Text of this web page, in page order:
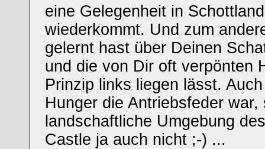
eine Gelegenheit in
wiederkommt. Und zum
gelernt hast über Deinen
und die von Dir oft verpönten
Prinzip links liegen lässt.
Hunger die Antriebsfeder
landschaftliche Umgebung
Castle ja auch nicht ;-) ...